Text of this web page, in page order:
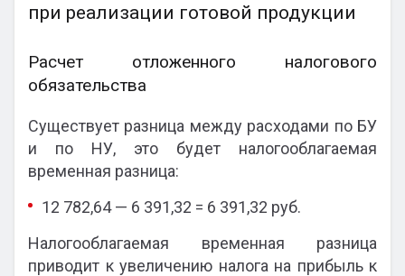
при реализации готовой продукции
Расчет отложенного налогового
обязательства
Существует разница между расходами по БУ
и по НУ, это будет налогооблагаемая
временная разница:
12 782,64 — 6 391,32 = 6 391,32 руб.
Налогооблагаемая временная разница
приводит к увеличению налога на прибыль к